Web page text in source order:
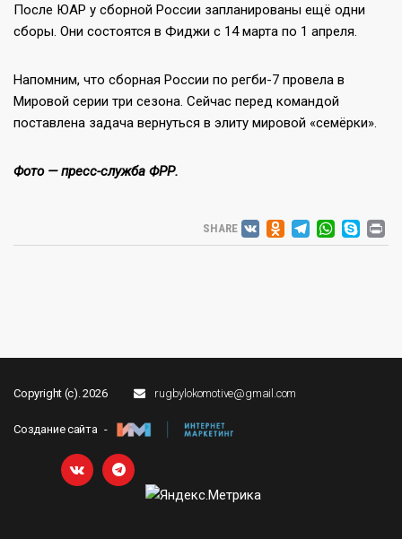
После ЮАР у сборной России запланированы ещё одни
сборы. Они состоятся в Фиджи с 14 марта по 1 апреля.
Напомним, что сборная России по регби-7 провела в
Мировой серии три сезона. Сейчас перед командой
поставлена задача вернуться в элиту мировой «семёрки».
Фото — пресс-служба ФРР.
SHARE VK
Copyright (c). 2026 rugbylokomotive@gmail.com
Создание сайта -